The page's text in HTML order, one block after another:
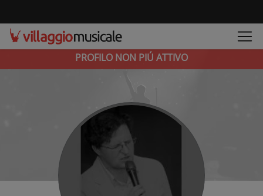
PROFILO NON PIÚ ATTIVO